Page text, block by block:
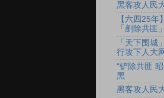
黑客攻人民
【六四25年
「剷除共匪」
「天下围城
行攻下人大
“铲除共匪
黑
黑客攻人民